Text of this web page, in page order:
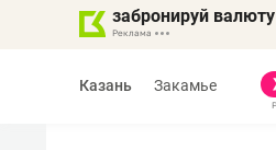
забронируй валюту
Казань Закамье